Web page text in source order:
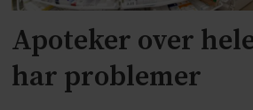
Apoteker over
har problemer